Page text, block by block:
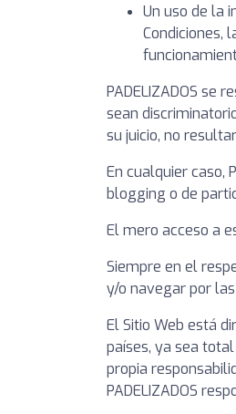
Un uso de la
Condiciones,
PADELIZADOS se
sean
su juicio, no
En cualquier caso,
blogging o de
El mero acceso a
Siempre en el
y/o navegar por
El Sitio Web está
países, ya sea
propia
PADELIZADOS